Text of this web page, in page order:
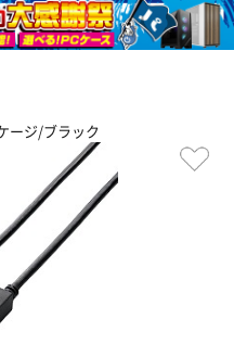
ージ/ブラック